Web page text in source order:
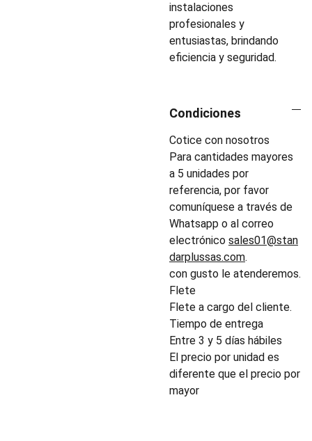
instalaciones
profesionales y
entusiastas, brindando
eficiencia y seguridad.
Condiciones
Cotice con nosotros
Para cantidades mayores
a 5 unidades por
referencia, por favor
comuníquese a través de
Whatsapp o al correo
electrónico sales01@stan
darplussas.com.
con gusto le atenderemos.
Flete
Flete a cargo del cliente.
Tiempo de entrega
Entre 3 y 5 días hábiles
El precio por unidad es
diferente que el precio por
mayor